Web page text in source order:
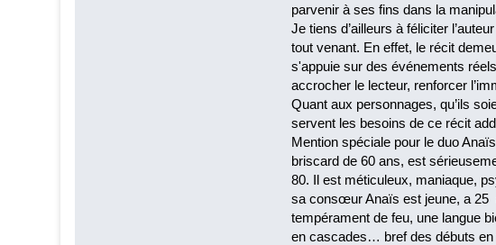
parvenir à ses fins dans la
Je tiens d’ailleurs à féliciter
tout venant. En effet, le récit
s'appuie sur des événements
accrocher le lecteur, renforcer
Quant aux personnages, qu’ils
servent les besoins de ce récit
Mention spéciale pour le duo
briscard de 60 ans, est
80. Il est méticuleux, maniaque,
sa consœur Anaïs est jeune, a 25
tempérament de feu, une langue
en cascades… bref des débuts en